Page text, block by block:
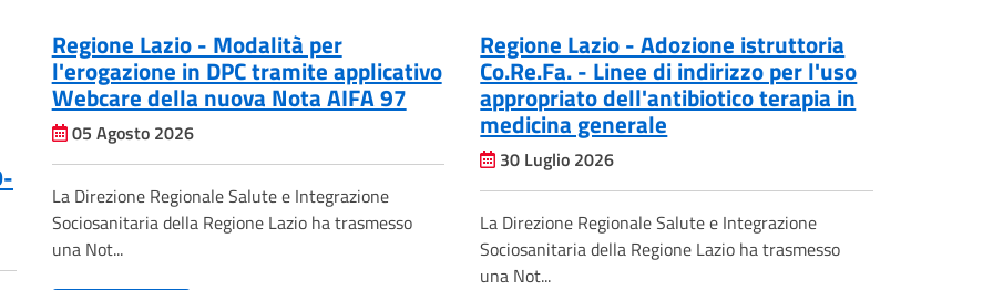
Regione Lazio - Modalità per
l'erogazione in DPC tramite applicativo
Webcare della nuova Nota AIFA 97
05 Agosto 2026
La Direzione Regionale Salute e Integrazione
Sociosanitaria della Regione Lazio ha trasmesso
una Not...
Regione Lazio - Adozione istruttoria
Co.Re.Fa. - Linee di indirizzo per l'uso
appropriato dell'antibiotico terapia in
medicina generale
30 Luglio 2026
La Direzione Regionale Salute e Integrazione
Sociosanitaria della Regione Lazio ha trasmesso
una Not...